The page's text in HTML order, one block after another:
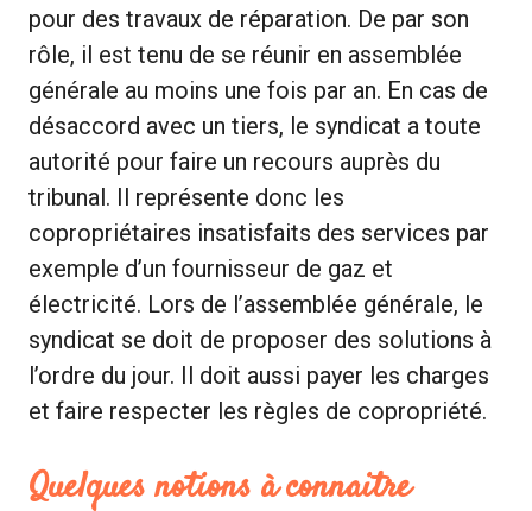
pour des travaux de réparation. De par son
rôle, il est tenu de se réunir en assemblée
générale au moins une fois par an. En cas de
désaccord avec un tiers, le syndicat a toute
autorité pour faire un recours auprès du
tribunal. Il représente donc les
copropriétaires insatisfaits des services par
exemple d’un fournisseur de gaz et
électricité. Lors de l’assemblée générale, le
syndicat se doit de proposer des solutions à
l’ordre du jour. Il doit aussi payer les charges
et faire respecter les règles de copropriété.
Quelques notions à connaitre